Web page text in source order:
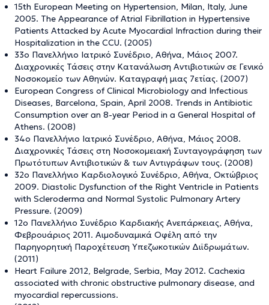
15th European Meeting on Hypertension, Milan, Italy, June
2005. The Appearance of Atrial Fibrillation in Hypertensive
Patients Attacked by Acute Myocardial Infraction during their
Hospitalization in the CCU. (2005)
33ο Πανελλήνιο Ιατρικό Συνέδριο, Αθήνα, Μάιος 2007.
Διαχρονικές Τάσεις στην Κατανάλωση Αντιβιοτικών σε Γενικό
Νοσοκομείο των Αθηνών. Καταγραφή μιας 7ετίας. (2007)
European Congress of Clinical Microbiology and Infectious
Diseases, Barcelona, Spain, April 2008. Trends in Antibiotic
Consumption over an 8-year Period in a General Hospital of
Athens. (2008)
34ο Πανελλήνιο Ιατρικό Συνέδριο, Αθήνα, Μάιος 2008.
Διαχρονικές Τάσεις στη Νοσοκομειακή Συνταγογράφηση των
Πρωτότυπων Αντιβιοτικών & των Αντιγράφων τους. (2008)
32o Πανελλήνιο Καρδιολογικό Συνέδριο, Αθήνα, Οκτώβριος
2009. Diastolic Dysfunction of the Right Ventricle in Patients
with Scleroderma and Normal Systolic Pulmonary Artery
Pressure. (2009)
12o Πανελλήνιο Συνέδριο Καρδιακής Ανεπάρκειας, Αθήνα,
Φεβρουάριος 2011. Αιμοδυναμικά Οφέλη από την
Παρηγορητική Παροχέτευση Υπεζωκοτικών Διϊδρωμάτων.
(2011)
Heart Failure 2012, Belgrade, Serbia, May 2012. Cachexia
associated with chronic obstructive pulmonary disease, and
myocardial repercussions.